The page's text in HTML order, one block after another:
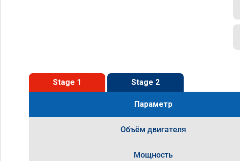
Stage 1 Stage 2
Параметр
Объём двигателя
Мощность